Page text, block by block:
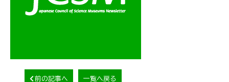
前の記事へ 一覧へ戻る